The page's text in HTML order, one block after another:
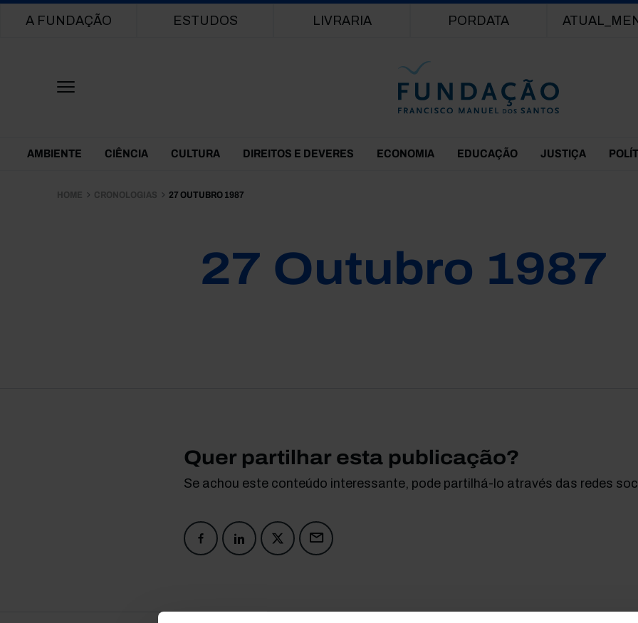
Main navigation
A FUNDAÇÃO ESTUDOS LIVRARIA PORDATA
Themes Menu
AMBIENTE CIÊNCIA CULTURA DIREITOS E DEVERES ECONOMIA EDUCAÇÃO JUSTIÇA
HOME CRONOLOGIAS 27 OUTUBRO 1987
27 Outubro 1987
Quer partilhar esta publicação?
Se achou este conteúdo interessante, pode partilhá-lo através das redes